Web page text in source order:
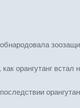
орангутанг встал